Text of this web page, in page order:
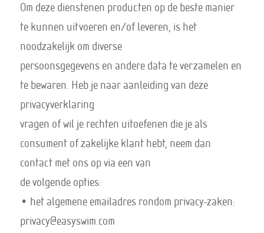
Om deze dienstenen producten op de beste manier
te kunnen uitvoeren en/of leveren, is het
noodzakelijk om diverse
persoonsgegevens en andere data te verzamelen en
te bewaren. Heb je naar aanleiding van deze
privacyverklaring
vragen of wil je rechten uitoefenen die je als
consument of zakelijke klant hebt, neem dan
contact met ons op via een van
de volgende opties:
• het algemene emailadres rondom privacy-zaken:
privacy@easyswim.com